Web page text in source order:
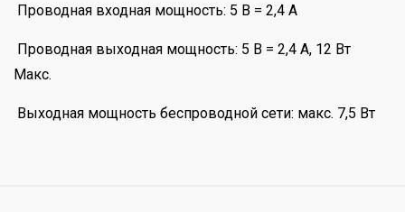
Проводная входная мощность: 5 В = 2,4 А
Проводная выходная мощность: 5 В = 2,4 А, 12 Вт
Макс.
Выходная мощность беспроводной сети: макс. 7,5 Вт